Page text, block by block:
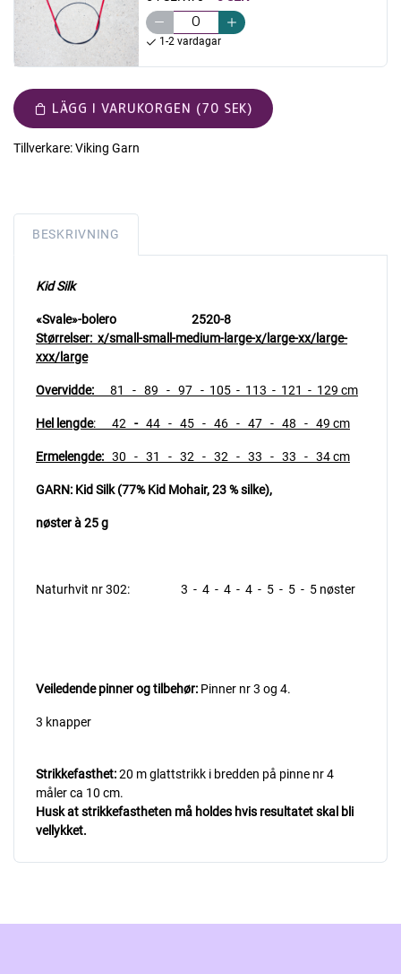
1-2 vardagar
LÄGG I VARUKORGEN (70 SEK)
Tillverkare:Viking Garn
BESKRIVNING
Kid Silk
«Svale»-bolero 2520-8
Størrelser: x/small-small-medium-large-x/large-xx/large-
xxx/large
Overvidde: 81 - 89 - 97 - 105 - 113 - 121 - 129 cm
Hel lengde: 42 - 44 - 45 - 46 - 47 - 48 - 49 cm
Ermelengde: 30 - 31 - 32 - 32 - 33 - 33 - 34 cm
GARN: Kid Silk (77% Kid Mohair, 23 % silke),
nøster à 25 g
Naturhvit nr 302: 3 - 4 - 4 - 4 - 5 - 5 - 5 nøster
Veiledende pinner og tilbehør: Pinner nr 3 og 4.
3 knapper
Strikkefasthet:20 m glattstrikk i bredden på pinne nr 4
måler ca 10 cm.
Husk at strikkefastheten må holdes hvis resultatet skal bli
vellykket.